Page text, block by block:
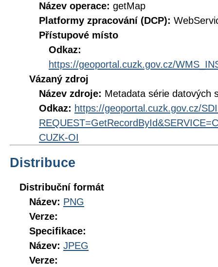
Název operace: getMap
Platformy zpracování (DCP):
Přístupové místo
Odkaz:
https://geoportal.cuzk.gov.cz/
Vázaný zdroj
Název zdroje: Metadata série datových
Odkaz: https://geoportal.cuzk.gov.cz/
CUZK-OI
Distribuce
Distribuční formát
Název: PNG
Verze:
Specifikace:
Název: JPEG
Verze: